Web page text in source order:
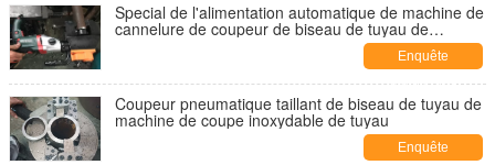
Special de l'alimentation automatique de machine de
cannelure de coupeur de biseau de tuyau de
Enquête
maintenant
Coupeur pneumatique taillant de biseau de tuyau de
machine de coupe inoxydable de tuyau
Enquête